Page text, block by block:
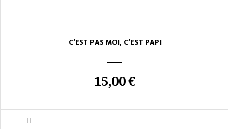
C’EST PAS MOI, C’EST PAPI
15,00 €